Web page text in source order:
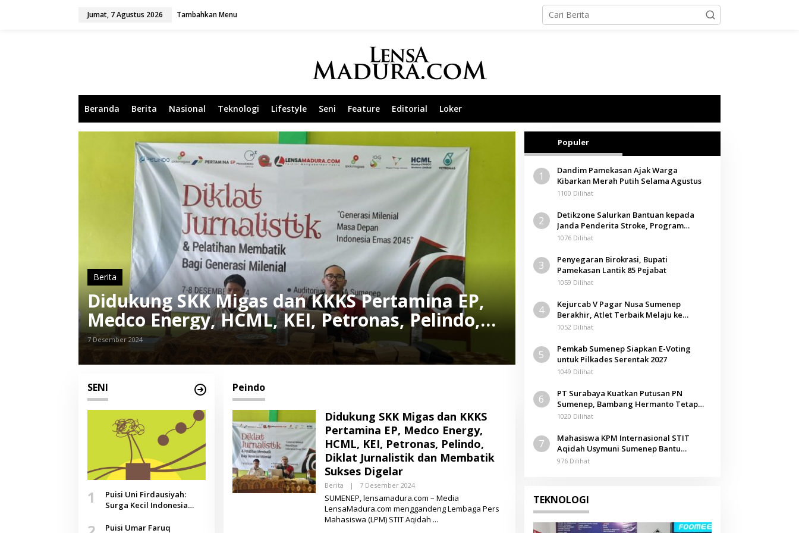
Jumat, 7 Agustus 2026 Tambahkan Menu
Beranda Berita Nasional Teknologi Lifestyle Seni Feature Editorial Loker
Berita
Didukung SKK Migas dan KKKS Pertamina EP,
Medco Energy, HCML, KEI, Petronas, Pelindo,
Diklat Jurnalistik dan Membatik Sukses Digelar
7 Desember 2024
SENI
1
Puisi Uni Firdausiyah:
Surga Kecil Indonesia
Doa yang Jauh, Narasi
Puisi Umar Faruq
Peindo
Didukung SKK Migas dan KKKS
Pertamina EP, Medco Energy,
HCML, KEI, Petronas, Pelindo,
Diklat Jurnalistik dan Membatik
Sukses Digelar
Berita | 7 Desember 2024O
E
H
L
SUMENEP, lensamadura.com – Media
LensaMadura.com menggandeng Lembaga Pers
Mahasiswa (LPM) STIT Aqidah
Populer
1
Dandim Pamekasan Ajak Warga
Kibarkan Merah Putih Selama Agustus
1100 Dilihat
2
Detikzone Salurkan Bantuan kepada
Janda Penderita Stroke, Program
Berbagi Masuki Hari ke-61
1076 Dilihat
3
Penyegaran Birokrasi, Bupati
Pamekasan Lantik 85 Pejabat
1059 Dilihat
4
Kejurcab V Pagar Nusa Sumenep
Berakhir, Atlet Terbaik Melaju ke
Kejurwil Jatim
1052 Dilihat
5
Pemkab Sumenep Siapkan E-Voting
untuk Pilkades Serentak 2027
1049 Dilihat
6
PT Surabaya Kuatkan Putusan PN
Sumenep, Bambang Hermanto Tetap
Dinyatakan Pemilik Sah Tanah di
1020 Dilihat
7
Mahasiswa KPM Internasional STIT
Aqidah Usymuni Sumenep Bantu
Pengurusan Jenazah WNI di Malaysia
976 Dilihat
TEKNOLOGI